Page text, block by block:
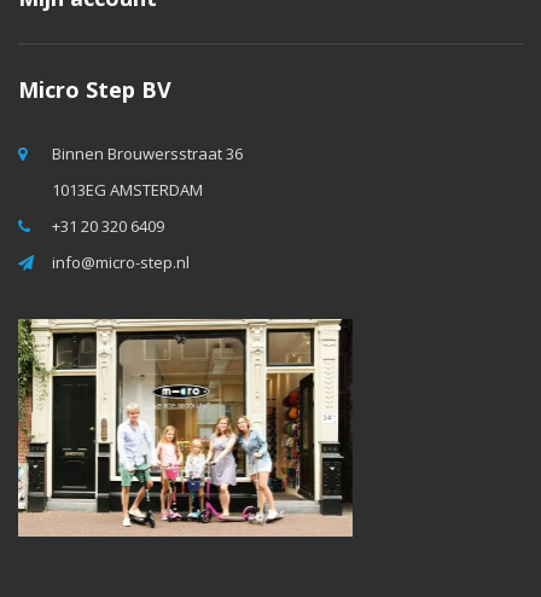
Micro Step BV
Binnen Brouwersstraat 36
1013EG AMSTERDAM
+31 20 320 6409
info@micro-step.nl